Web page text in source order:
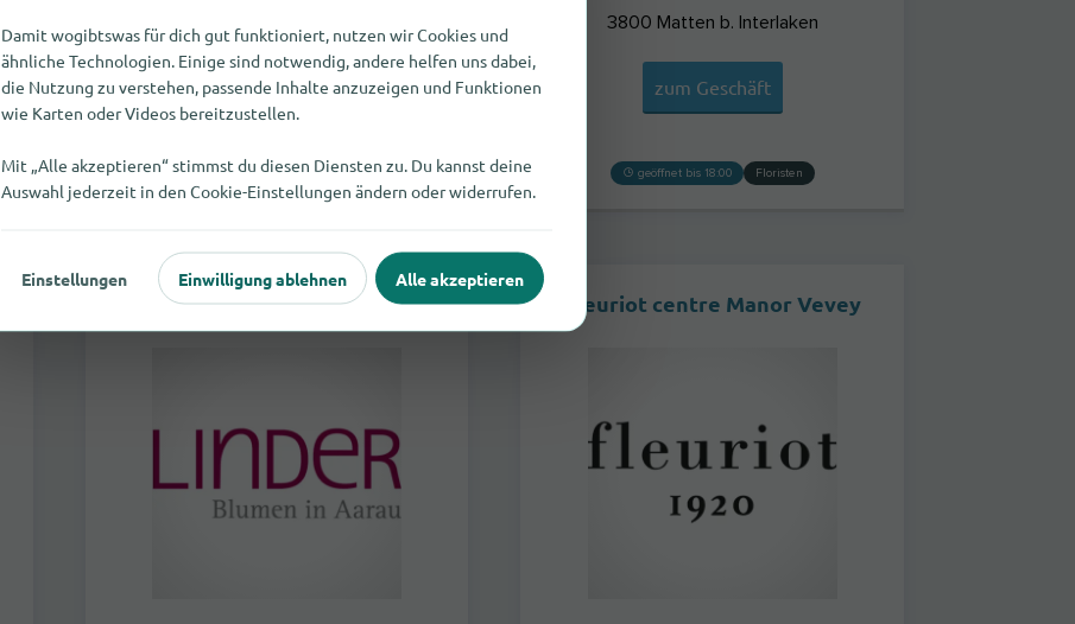
zum Geschäft
geschlossen Floristen
3800 Matten b. Interlaken
zum Geschäft
geöffnet bis 18:00 Floristen
Linder Blumen am Bahnhofplatz in Aarau Fleuriot centre Manor Vevey
Damit wogibtswas für dich gut funktioniert, nutzen wir Cookies und
ähnliche Technologien. Einige sind notwendig, andere helfen uns dabei,
die Nutzung zu verstehen, passende Inhalte anzuzeigen und Funktionen
wie Karten oder Videos bereitzustellen.
Mit „Alle akzeptieren“ stimmst du diesen Diensten zu. Du kannst deine
Auswahl jederzeit in den Cookie-Einstellungen ändern oder widerrufen.
Einstellungen Einwilligung ablehnen Alle akzeptieren